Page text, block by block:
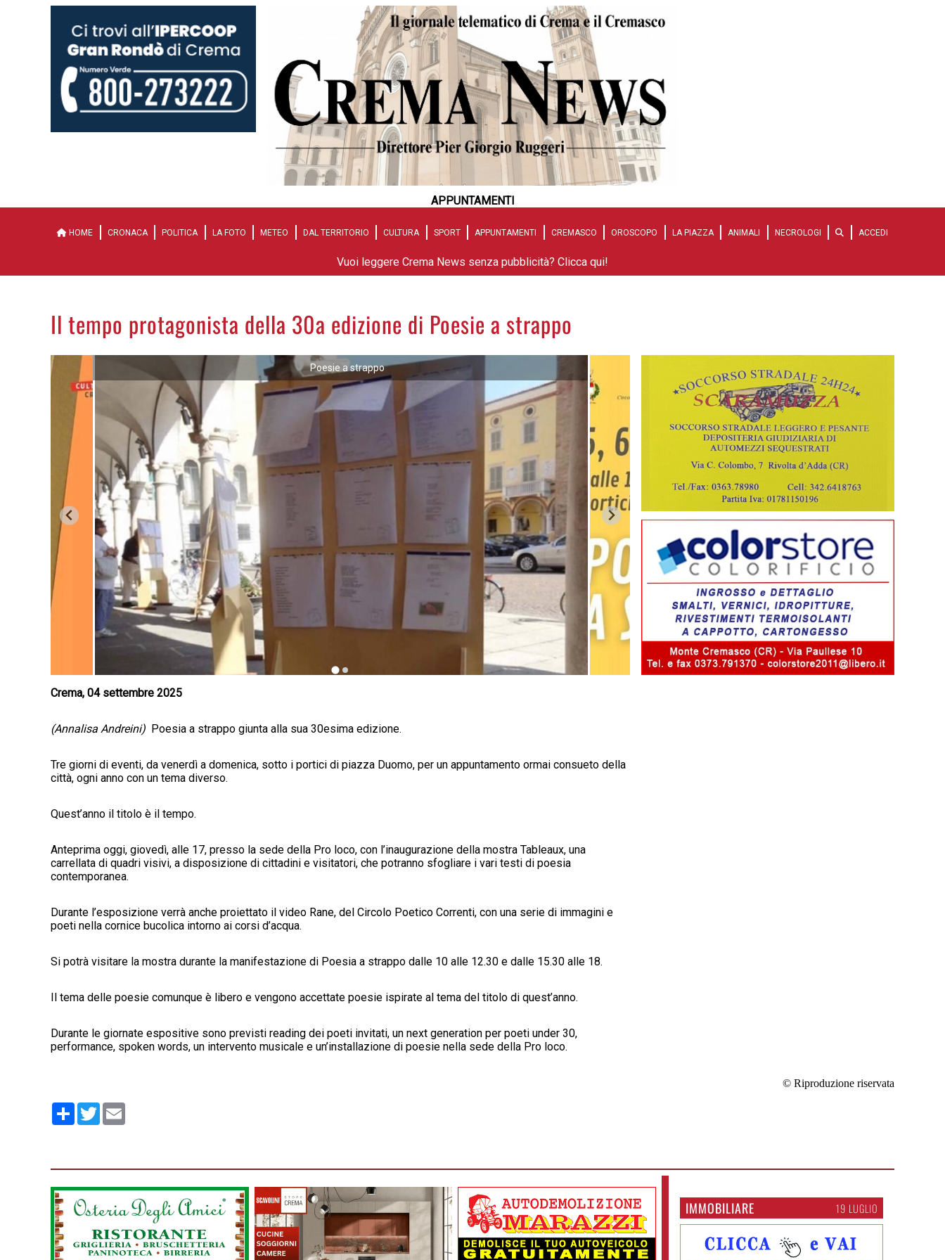
APPUNTAMENTI
HOME CRONACA POLITICA LA FOTO METEO DAL TERRITORIO CULTURA SPORT APPUNTAMENTI CREMASCO OROSCOPO LA PIAZZA ANIMALI NECROLOGI ACCEDI
Vuoi leggere Crema News senza pubblicità? Clicca qui!
Il tempo protagonista della 30a edizione di Poesie a strappo
Poesie a strappo
Crema, 04 settembre 2025
(Annalisa Andreini) Poesia a strappo giunta alla sua 30esima edizione.
Tre giorni di eventi, da venerdì a domenica, sotto i portici di piazza Duomo, per un appuntamento ormai consueto della
città, ogni anno con un tema diverso.
Quest’anno il titolo è il tempo.
Anteprima oggi, giovedì, alle 17, presso la sede della Pro loco, con l’inaugurazione della mostra Tableaux, una
carrellata di quadri visivi, a disposizione di cittadini e visitatori, che potranno sfogliare i vari testi di poesia
contemporanea.
Durante l’esposizione verrà anche proiettato il video Rane, del Circolo Poetico Correnti, con una serie di immagini e
poeti nella cornice bucolica intorno ai corsi d’acqua.
Si potrà visitare la mostra durante la manifestazione di Poesia a strappo dalle 10 alle 12.30 e dalle 15.30 alle 18.
Il tema delle poesie comunque è libero e vengono accettate poesie ispirate al tema del titolo di quest’anno.
Durante le giornate espositive sono previsti reading dei poeti invitati, un next generation per poeti under 30,
performance, spoken words, un intervento musicale e un’installazione di poesie nella sede della Pro loco.
© Riproduzione riservata
Condividi
Twitter
IMMOBILIARE 19 LUGLIO